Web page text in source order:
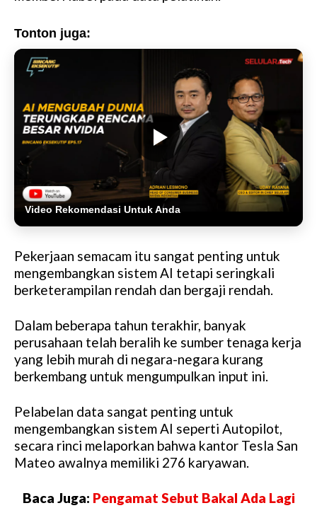
Tonton juga:
Video Rekomendasi Untuk Anda
Pekerjaan semacam itu sangat penting untuk
mengembangkan sistem AI tetapi seringkali
berketerampilan rendah dan bergaji rendah.
Dalam beberapa tahun terakhir, banyak
perusahaan telah beralih ke sumber tenaga kerja
yang lebih murah di negara-negara kurang
berkembang untuk mengumpulkan input ini.
Pelabelan data sangat penting untuk
mengembangkan sistem AI seperti Autopilot,
secara rinci melaporkan bahwa kantor Tesla San
Mateo awalnya memiliki 276 karyawan.
Baca Juga: Pengamat Sebut Bakal Ada Lagi